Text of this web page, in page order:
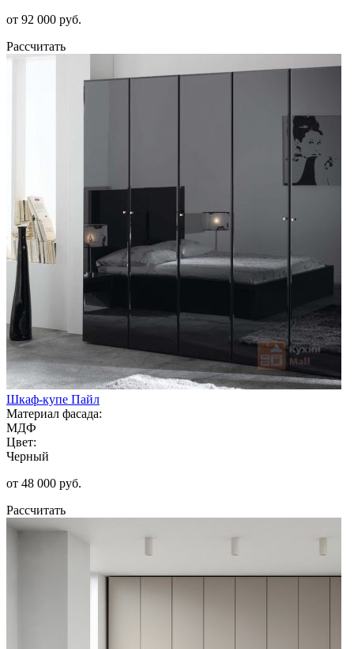
от 92 000 руб.
Рассчитать
Шкаф-купе Пайл
Материал фасада:
МДФ
Цвет:
Черный
от 48 000 руб.
Рассчитать